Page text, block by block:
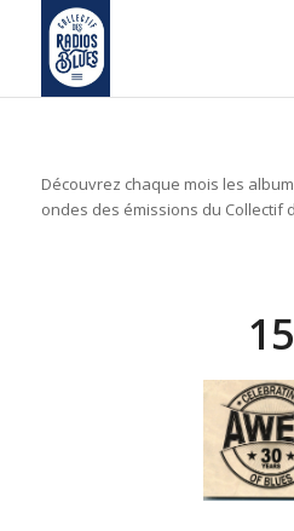
Découvrez chaque mois les
ondes des émissions du Collectif
15